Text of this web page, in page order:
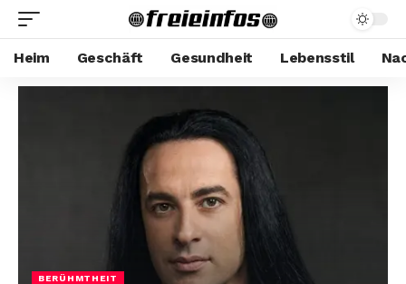
Heim Geschäft Gesundheit Lebensstil
BERÜHMTHEIT